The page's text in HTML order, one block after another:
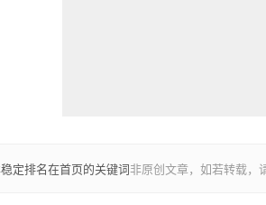
定排名在首页的关键词非原创文章，如若转载，